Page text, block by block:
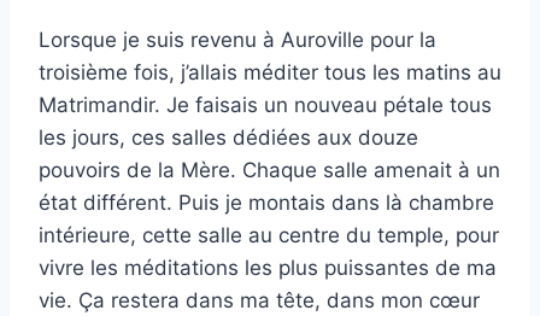
Lorsque je suis revenu à Auroville pour la
troisième fois, j’allais méditer tous les matins au
Matrimandir. Je faisais un nouveau pétale tous
les jours, ces salles dédiées aux douze
pouvoirs de la Mère. Chaque salle amenait à un
état différent. Puis je montais dans là chambre
intérieure, cette salle au centre du temple, pour
vivre les méditations les plus puissantes de ma
vie. Ça restera dans ma tête, dans mon cœur